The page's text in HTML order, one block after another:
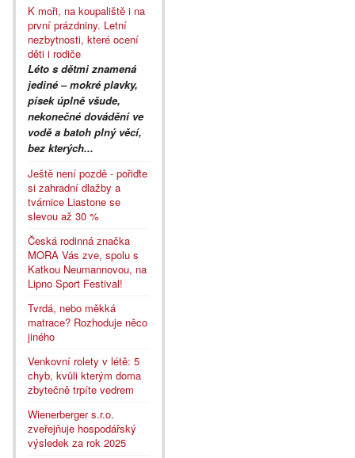
K moři, na koupaliště i na
první prázdniny. Letní
nezbytnosti, které ocení
děti i rodiče
Léto s dětmi znamená
jediné – mokré plavky,
písek úplně všude,
nekonečné dovádění ve
vodě a batoh plný věcí,
bez kterých...
Ještě není pozdě - pořiďte
si zahradní dlažby a
tvárnice Liastone se
slevou až 30 %
Česká rodinná značka
MORA Vás zve, spolu s
Katkou Neumannovou, na
Lipno Sport Festival!
Tvrdá, nebo měkká
matrace? Rozhoduje něco
jiného
Venkovní rolety v létě: 5
chyb, kvůli kterým doma
zbytečně trpíte vedrem
Wienerberger s.r.o.
zveřejňuje hospodářský
výsledek za rok 2025